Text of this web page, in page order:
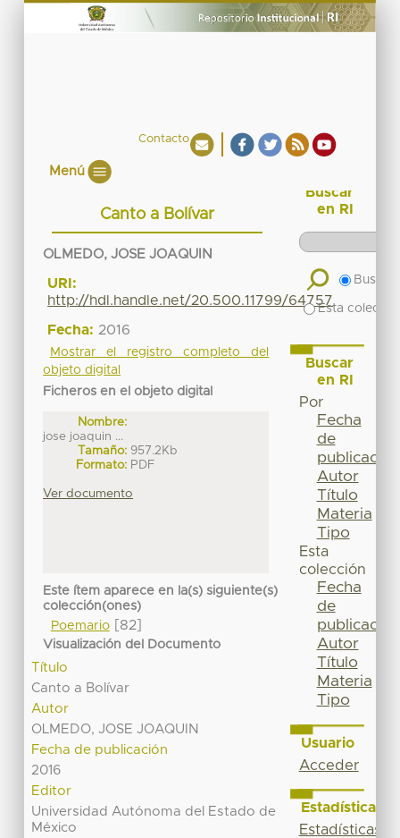
Contacto
Menú
Canto a Bolívar
OLMEDO, JOSE JOAQUIN
URI:
http://hdl.handle.net/20.500.11799/64757
Fecha: 2016
Mostrar el registro completo del
objeto digital
Ficheros en el objeto digital
Nombre:
jose joaquin ...
Tamaño: 957.2Kb
Formato: PDF
Ver documento
Este ítem aparece en la(s) siguiente(s)
colección(ones)
Poemario[82]
Visualización del Documento
Título
Canto a Bolívar
Autor
OLMEDO, JOSE JOAQUIN
Fecha de publicación
2016
Editor
Universidad Autónoma del Estado de
México
Buscar
en RI
Buscar
Esta
Buscar
en RI
Por
Fecha
de
publicación
Autor
Título
Materia
Tipo
Esta
colección
Fecha
de
publicación
Autor
Título
Materia
Tipo
Usuario
Acceder
Estadísticas
Estadísticas